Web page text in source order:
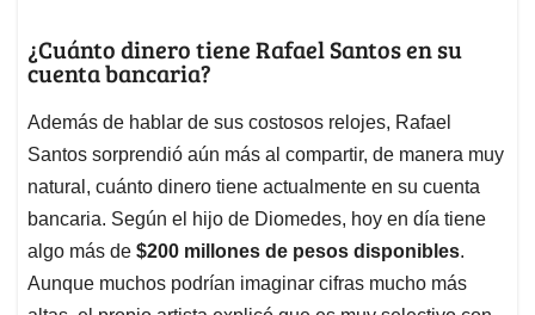
¿Cuánto dinero tiene Rafael Santos en su
cuenta bancaria?
Además de hablar de sus costosos relojes, Rafael
Santos sorprendió aún más al compartir, de manera muy
natural, cuánto dinero tiene actualmente en su cuenta
bancaria. Según el hijo de Diomedes, hoy en día tiene
algo más de $200 millones de pesos disponibles.
Aunque muchos podrían imaginar cifras mucho más